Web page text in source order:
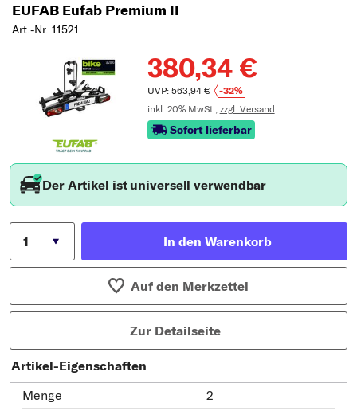
EUFAB Eufab Premium II
Art.-Nr. 11521
380,34 €
UVP: 563,94 €
-32%
inkl. 20% MwSt., zzgl. Versand
Sofort lieferbar
Der Artikel ist universell verwendbar
In den Warenkorb
Auf den Merkzettel
Zur Detailseite
Artikel-Eigenschaften
Menge
2